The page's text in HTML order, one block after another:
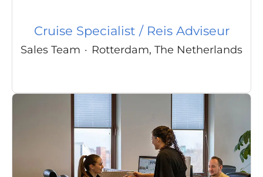
Cruise Specialist / Reis Adviseur
Sales Team · Rotterdam, The Netherlands